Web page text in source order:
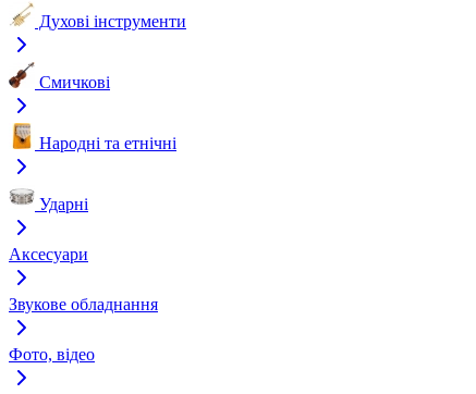
Духові інструменти
Смичкові
Народні та етнічні
Ударні
Аксесуари
Звукове обладнання
Фото, відео